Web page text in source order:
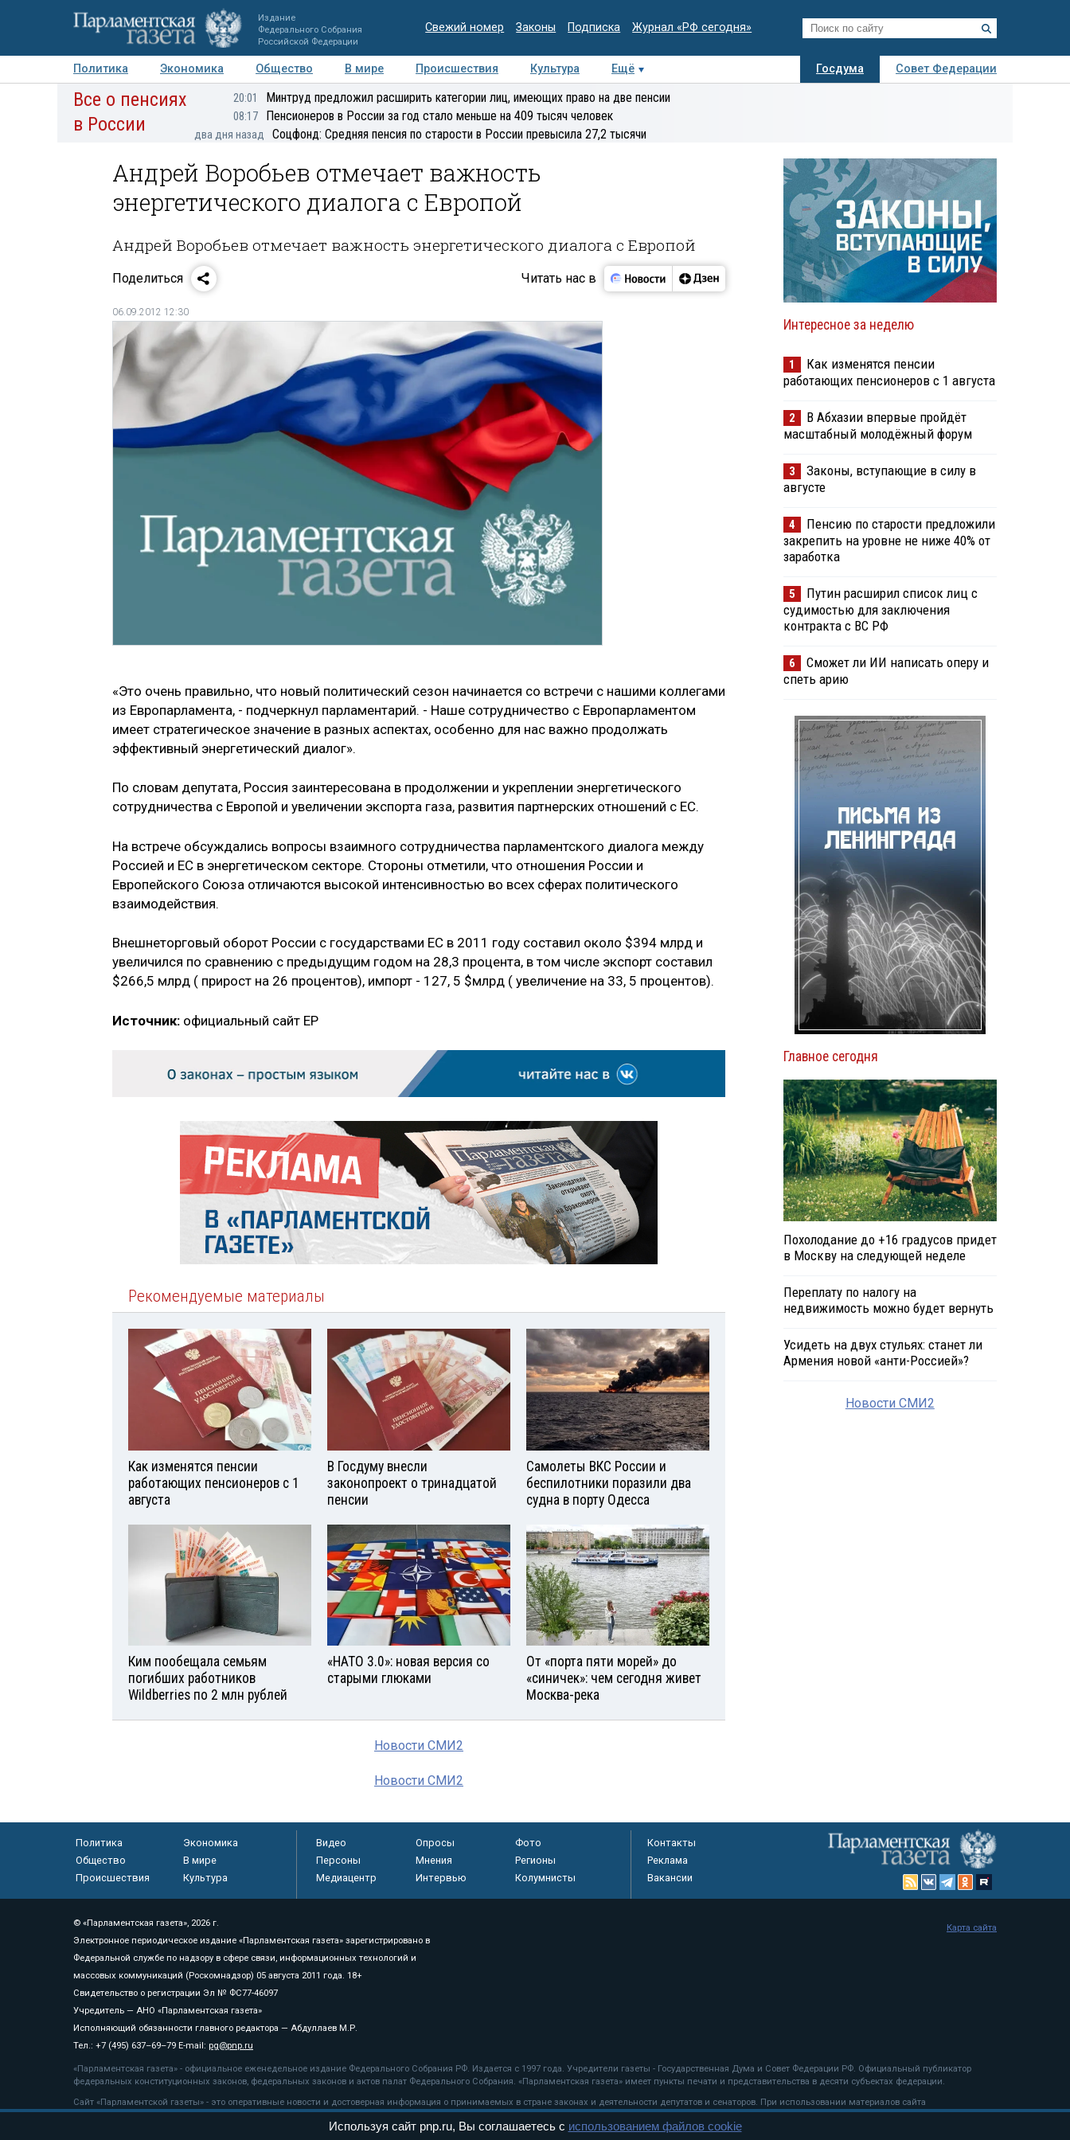
Издание
Федерального Собрания
Российской Федерации
Свежий номер Законы Подписка Журнал «РФ сегодня»
Политика Экономика Общество В мире Происшествия Культура Ещё Госдума
Совет Федерации
Авторы Персоны Мнения Регионы Медиацентр Интервью Колумнисты
Деловая
Все о пенсиях
в России
20:01 Минтруд предложил расширить категории лиц, имеющих право на две пенсии
08:17 Пенсионеров в России за год стало меньше на 409 тысяч человек
два дня назад Соцфонд: Средняя пенсия по старости в России превысила 27,2 тысячи
Андрей Воробьев отмечает важность
энергетического диалога с Европой
Андрей Воробьев отмечает важность энергетического диалога с Европой
Поделиться Читать нас в
06.09.2012 12:30
«Это очень правильно, что новый политический сезон начинается со встречи с нашими коллегами
из Европарламента, - подчеркнул парламентарий. - Наше сотрудничество с Европарламентом
имеет стратегическое значение в разных аспектах, особенно для нас важно продолжать
эффективный энергетический диалог».
По словам депутата, Россия заинтересована в продолжении и укреплении энергетического
сотрудничества с Европой и увеличении экспорта газа, развития партнерских отношений с ЕС.
На встрече обсуждались вопросы взаимного сотрудничества парламентского диалога между
Россией и ЕС в энергетическом секторе. Стороны отметили, что отношения России и
Европейского Союза отличаются высокой интенсивностью во всех сферах политического
взаимодействия.
Внешнеторговый оборот России с государствами ЕС в 2011 году составил около $394 млрд и
увеличился по сравнению с предыдущим годом на 28,3 процента, в том числе экспорт составил
$266,5 млрд ( прирост на 26 процентов), импорт - 127, 5 $млрд ( увеличение на 33, 5 процентов).
Источник: официальный сайт ЕР
Рекомендуемые материалы
Как изменятся пенсии
работающих пенсионеров с 1
августа
В Госдуму внесли
законопроект о тринадцатой
пенсии
Самолеты ВКС России и
беспилотники поразили два
судна в порту Одесса
Ким пообещала семьям
погибших работников
Wildberries по 2 млн рублей
«НАТО 3.0»: новая версия со
старыми глюками
От «порта пяти морей» до
«синичек»: чем сегодня живет
Москва-река
Новости СМИ2
Новости СМИ2
Интересное за неделю
1
Как изменятся пенсии
работающих пенсионеров с 1 августа
2
В Абхазии впервые пройдёт
масштабный молодёжный форум
3
Законы, вступающие в силу в
августе
4
Пенсию по старости предложили
закрепить на уровне не ниже 40% от
заработка
5
Путин расширил список лиц с
судимостью для заключения
контракта с ВС РФ
6
Сможет ли ИИ написать оперу и
спеть арию
Главное сегодня
Похолодание до +16 градусов придет
в Москву на следующей неделе
Переплату по налогу на
недвижимость можно будет вернуть
Усидеть на двух стульях: станет ли
Армения новой «анти-Россией»?
Новости СМИ2
Политика
Экономика
Общество
В мире
Происшествия
Культура
Видео Опросы
Фото
Персоны
Мнения
Регионы
Медиацентр
Интервью Колумнисты
Контакты
Реклама
Вакансии
© «Парламентская газета», 2026 г.
Электронное периодическое издание «Парламентская газета» зарегистрировано в
Федеральной службе по надзору в сфере связи, информационных технологий и
массовых коммуникаций (Роскомнадзор) 05 августа 2011 года. 18+
Свидетельство о регистрации Эл № ФС77-46097
Учредитель — АНО «Парламентская газета»
Исполняющий обязанности главного редактора — Абдуллаев М.Р.
Тел.: +7 (495) 637–69–79 E-mail: pg@pnp.ru
«Парламентская газета» - официальное еженедельное издание Федерального Собрания РФ. Издается с 1997 года. Учредители газеты - Государственная Дума и Совет Федерации РФ. Официальный публикатор
федеральных конституционных законов, федеральных законов и актов палат Федерального Собрания. «Парламентская газета» имеет пункты печати и представительства в десяти субъектах федерации.
Сайт «Парламентской газеты» - это оперативные новости и достоверная информация о принимаемых в стране законах и деятельности депутатов и сенаторов. При использовании материалов сайта
«Парламентской газеты» активная ссылка на pnp.ru обязательна.
рекомендательные технологии
Карта сайта
Используя сайт pnp.ru, Вы соглашаетесь с использованием файлов cookie